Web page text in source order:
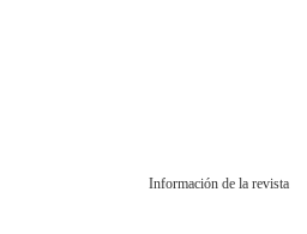
Información de la revista